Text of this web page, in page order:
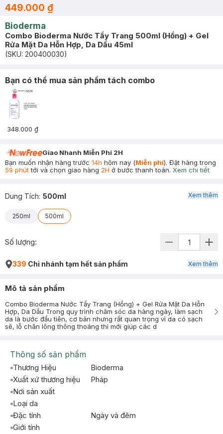
449.000 ₫
Bioderma
Combo Bioderma Nước Tẩy Trang 500ml (Hồng) + Gel
Rửa Mặt Da Hỗn Hợp, Da Dầu 45ml
(SKU: 200400030)
Bạn có thể mua sản phẩm tách combo
348.000 ₫
Giao Nhanh Miễn Phí 2H
Bạn muốn nhận hàng trước 14h hôm nay (Miễn phí). Đặt hàng trong
59 phúttới và chọn giao hàng 2H ở bước thanh toán. Xem chi tiết
Dung Tích: 500ml
250ml 500ml
Xem thêm
Số lượng:
339 Chi nhánh tạm hết sản phẩm Xem thêm
Mô tả sản phẩm
Combo Bioderma Nước Tẩy Trang (Hồng) + Gel Rửa Mặt Da Hỗn
Hợp, Da Dầu Trong quy trình chăm sóc da hàng ngày, làm sạch
da là bước đầu tiên, cơ bản nhưng rất quan trọng vì da có sạch
sẽ, lỗ chân lông thông thoáng thì mới giúp các d
Thông số sản phẩm
Thương Hiệu
Bioderma
Xuất xứ thương hiệu
Pháp
Nơi sản xuất
Loại da
Đặc tính
Ngày và đêm
Giới tính